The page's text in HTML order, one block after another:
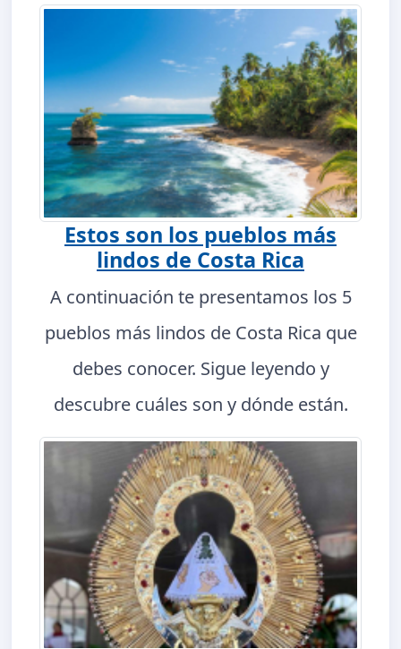
Estos son los pueblos más
lindos de Costa Rica
A continuación te presentamos los 5
pueblos más lindos de Costa Rica que
debes conocer. Sigue leyendo y
descubre cuáles son y dónde están.